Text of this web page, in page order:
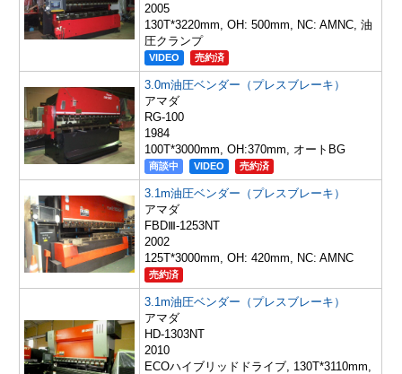
2005
130T*3220mm, OH: 500mm, NC: AMNC, 油
圧クランプ
VIDEO 売約済
3.0m油圧ベンダー（プレスブレーキ）
アマダ
RG-100
1984
100T*3000mm, OH:370mm, オートBG
商談中 VIDEO 売約済
3.1m油圧ベンダー（プレスブレーキ）
アマダ
FBDⅢ-1253NT
2002
125T*3000mm, OH: 420mm, NC: AMNC
売約済
3.1m油圧ベンダー（プレスブレーキ）
アマダ
HD-1303NT
2010
ECOハイブリッドドライブ, 130T*3110mm,